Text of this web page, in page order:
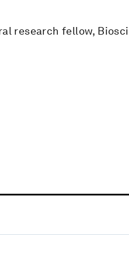
research fellow,